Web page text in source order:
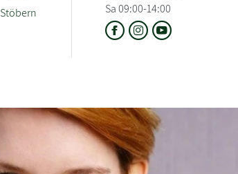
Stöbern
Sa 09:00-14:00